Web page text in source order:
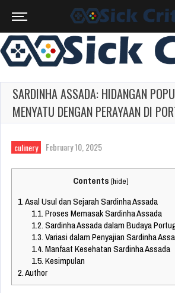
SARDINHA ASSADA: HIDANGAN
MENYATU DENGAN PERAYAAN DI
culinery February 10, 2025
Contents [hide]
1.Asal Usul dan Sejarah Sardinha Assada
1.1.Proses Memasak Sardinha Assada
1.2.Sardinha Assada dalam Budaya
1.3.Variasi dalam Penyajian Sardinha
1.4.Manfaat Kesehatan Sardinha Assada
1.5.Kesimpulan
2.Author